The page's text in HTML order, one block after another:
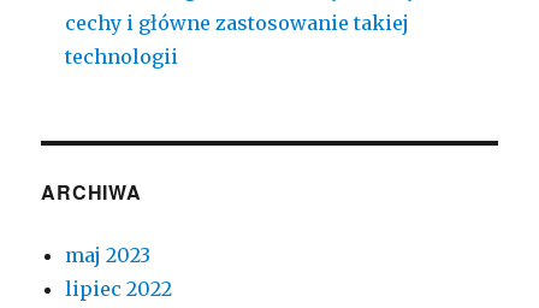
cechy i główne zastosowanie takiej
technologii
ARCHIWA
maj 2023
lipiec 2022